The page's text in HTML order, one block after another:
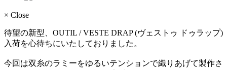
× Close
待望の新型、OUTIL / VESTE DRAP (ヴェストゥ ドゥラップ)
入荷を心待ちにいたしておりました。
今回は双糸のラミーをゆるいテンションで織りあげて製作さ